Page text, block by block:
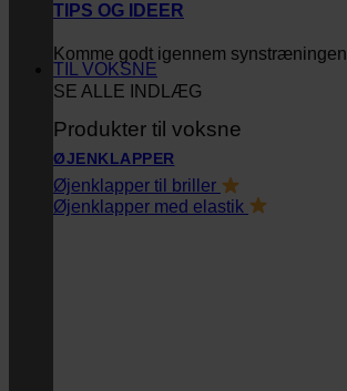
TIPS OG IDEER
Komme godt igennem synstræningen
SE ALLE INDLÆG
TIL VOKSNE
Produkter til voksne
ØJENKLAPPER
Øjenklapper til briller
Øjenklapper med elastik